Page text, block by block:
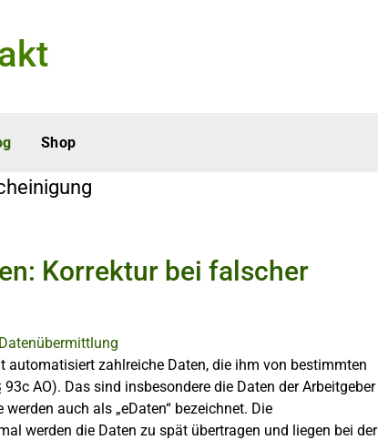
Shop
Korrektur bei falscher
zahlreiche Daten, die ihm von bestimmten
AO). Das sind insbesondere die Daten der Arbeitgeber
auch als „eDaten“ bezeichnet. Die
werden die Daten zu spät übertragen und liegen bei der